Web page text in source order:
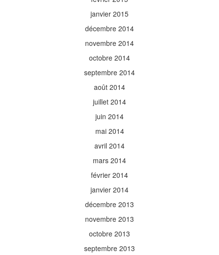
janvier 2015
décembre 2014
novembre 2014
octobre 2014
septembre 2014
août 2014
juillet 2014
juin 2014
mai 2014
avril 2014
mars 2014
février 2014
janvier 2014
décembre 2013
novembre 2013
octobre 2013
septembre 2013